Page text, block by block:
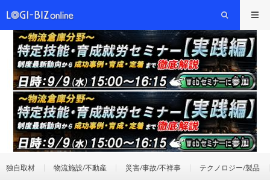
独自取材 物流施設/不動産 災害/事故/不祥事 テクノロジー/製品